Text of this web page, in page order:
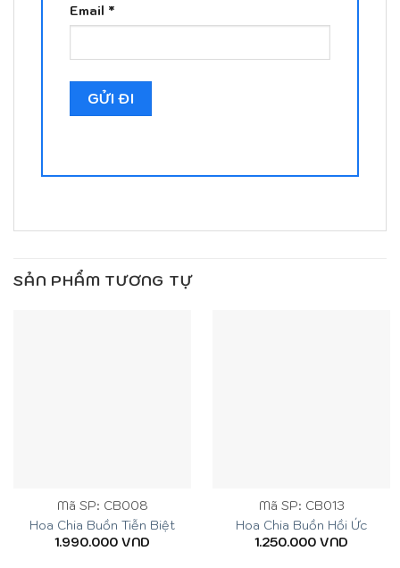
Email *
SẢN PHẨM TƯƠNG TỰ
Mã SP: CB008
Hoa Chia Buồn Tiễn Biệt
1.990.000 VND
Mã SP: CB013
Hoa Chia Buồn Hồi Ức
1.250.000 VND